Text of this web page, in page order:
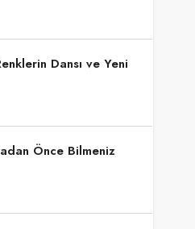
Dansı ve Yeni
Önce Bilmeniz